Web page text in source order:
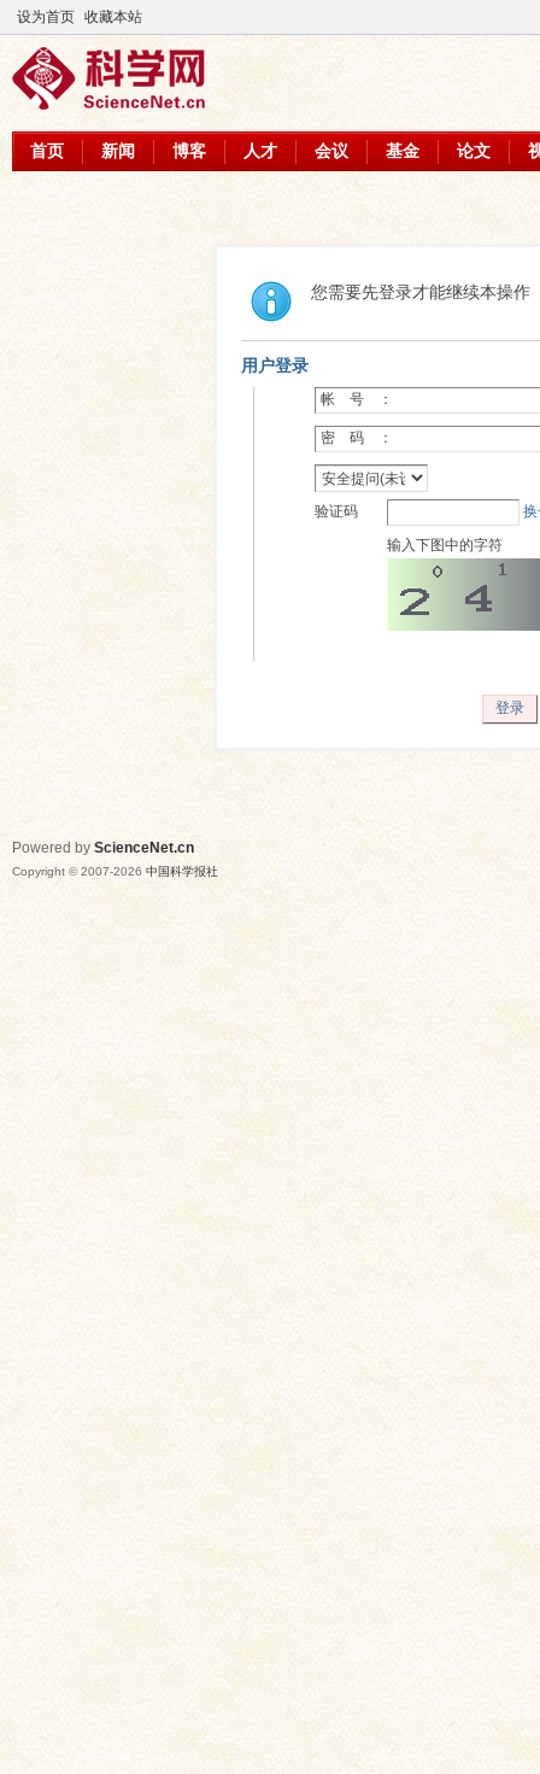
设为首页 收藏本站
首页 新闻 博客 人才 会议 基金 论文
您需要先登录才能继续本操作
用户登录
帐 号 ：
密 码 ：
验证码
输入下图中的字符
登录
Powered by ScienceNet.cn
Copyright © 2007-2026 中国科学报社